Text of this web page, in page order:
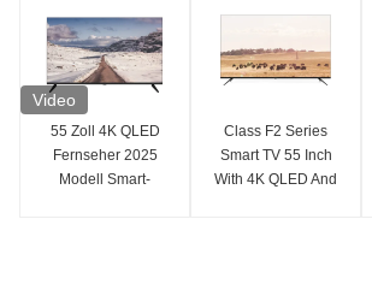
Video
55 Zoll 4K QLED
Fernseher 2025
Modell Smart-
Class F2 Series
Smart TV 55 Inch
With 4K QLED And